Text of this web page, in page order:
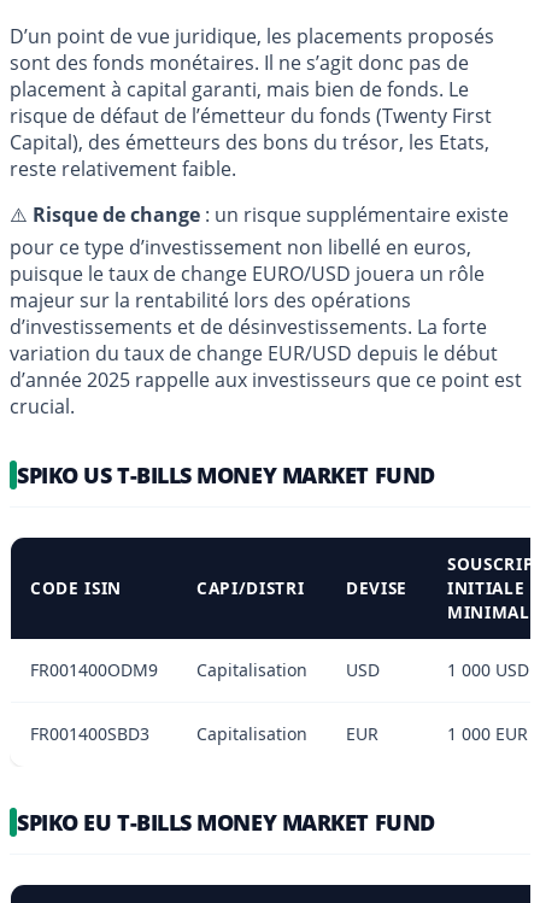
D’un point de vue juridique, les placements proposés
sont des fonds monétaires. Il ne s’agit donc pas de
placement à capital garanti, mais bien de fonds. Le
risque de défaut de l’émetteur du fonds (Twenty First
Capital), des émetteurs des bons du trésor, les Etats,
reste relativement faible.
⚠️ Risque de change : un risque supplémentaire existe
pour ce type d’investissement non libellé en euros,
puisque le taux de change EURO/USD jouera un rôle
majeur sur la rentabilité lors des opérations
d’investissements et de désinvestissements. La forte
variation du taux de change EUR/USD depuis le début
d’année 2025 rappelle aux investisseurs que ce point est
crucial.
SPIKO US T-BILLS MONEY MARKET FUND
CODE ISIN CAPI/DISTRI DEVISE
INITIALE
MINIMALE
FR001400ODM9 Capitalisation USD 1 000 USD
FR001400SBD3 Capitalisation EUR 1 000 EUR
SPIKO EU T-BILLS MONEY MARKET FUND